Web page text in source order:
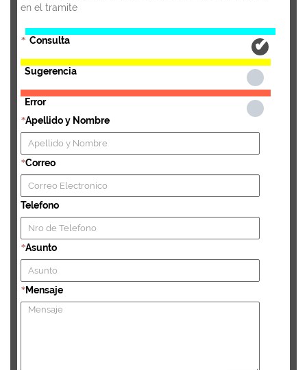
en el tramite
* Consulta
Sugerencia
Error
*Apellido y Nombre
*Correo
Telefono
*Asunto
*Mensaje